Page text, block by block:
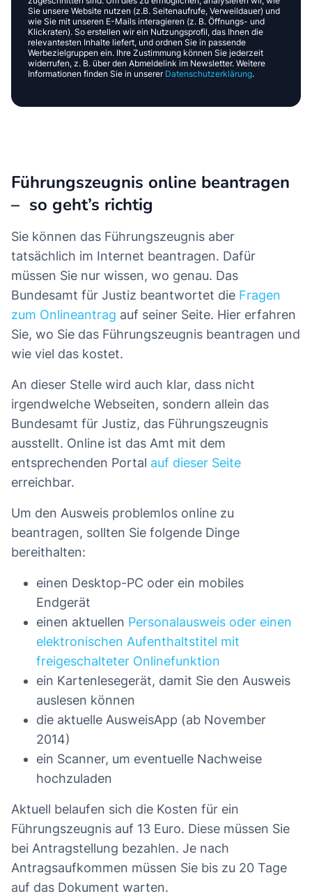
Sie unsere Website nutzen (z.B. Seitenaufrufe, Verweildauer) und
wie Sie mit unseren E-Mails interagieren (z. B. Öffnungs- und
Klickraten). So erstellen wir ein Nutzungsprofil, das Ihnen die
relevantesten Inhalte liefert, und ordnen Sie in passende
Werbezielgruppen ein. Ihre Zustimmung können Sie jederzeit
widerrufen, z. B. über den Abmeldelink im Newsletter. Weitere
Informationen finden Sie in unserer Datenschutzerklärung.
Führungszeugnis online beantragen
– so geht’s richtig
Sie können das Führungszeugnis aber
tatsächlich im Internet beantragen. Dafür
müssen Sie nur wissen, wo genau. Das
Bundesamt für Justiz beantwortet die Fragen
zum Onlineantrag auf seiner Seite. Hier erfahren
Sie, wo Sie das Führungszeugnis beantragen und
wie viel das kostet.
An dieser Stelle wird auch klar, dass nicht
irgendwelche Webseiten, sondern allein das
Bundesamt für Justiz, das Führungszeugnis
ausstellt. Online ist das Amt mit dem
entsprechenden Portal auf dieser Seite
erreichbar.
Um den Ausweis problemlos online zu
beantragen, sollten Sie folgende Dinge
bereithalten:
einen Desktop-PC oder ein mobiles
Endgerät
einen aktuellen Personalausweis oder einen
elektronischen Aufenthaltstitel mit
freigeschalteter Onlinefunktion
ein Kartenlesegerät, damit Sie den Ausweis
auslesen können
die aktuelle AusweisApp (ab November
2014)
ein Scanner, um eventuelle Nachweise
hochzuladen
Aktuell belaufen sich die Kosten für ein
Führungszeugnis auf 13 Euro. Diese müssen Sie
bei Antragstellung bezahlen. Je nach
Antragsaufkommen müssen Sie bis zu 20 Tage
auf das Dokument warten.